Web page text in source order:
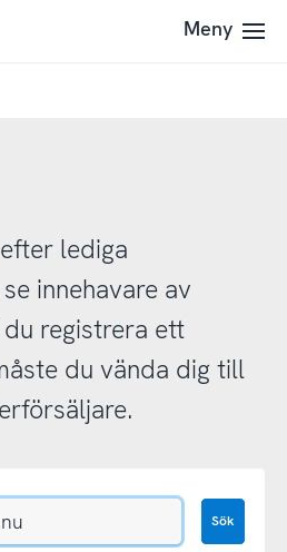
Meny
lediga
innehavare av
registrera ett
du vända dig till
Sök